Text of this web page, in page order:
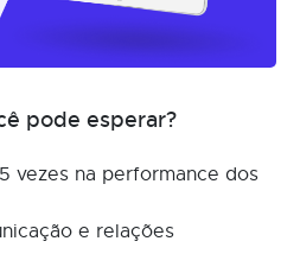
pode esperar?
vezes na performance dos
e relações